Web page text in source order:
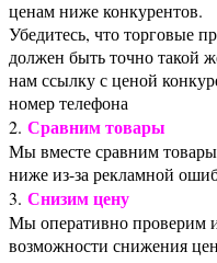
ценам ниже конкурентов.
Убедитесь, что торговые
должен быть точно такой
нам ссылку с ценой
номер телефона
2. Сравним товары
Мы вместе сравним
ниже из-за рекламной
3. Снизим цену
Мы оперативно
возможности снижения